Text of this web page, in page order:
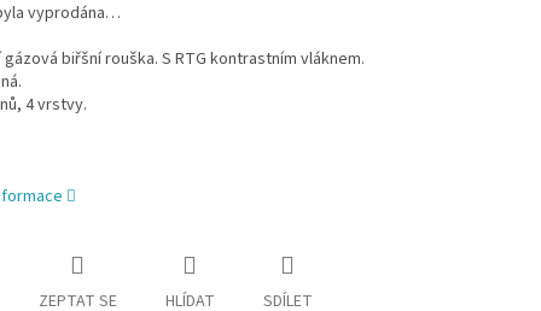
vyprodána…
biřšní rouška. S RTG kontrastním vláknem.
4 vrstvy.
ZEPTAT SE HLÍDAT SDÍLET